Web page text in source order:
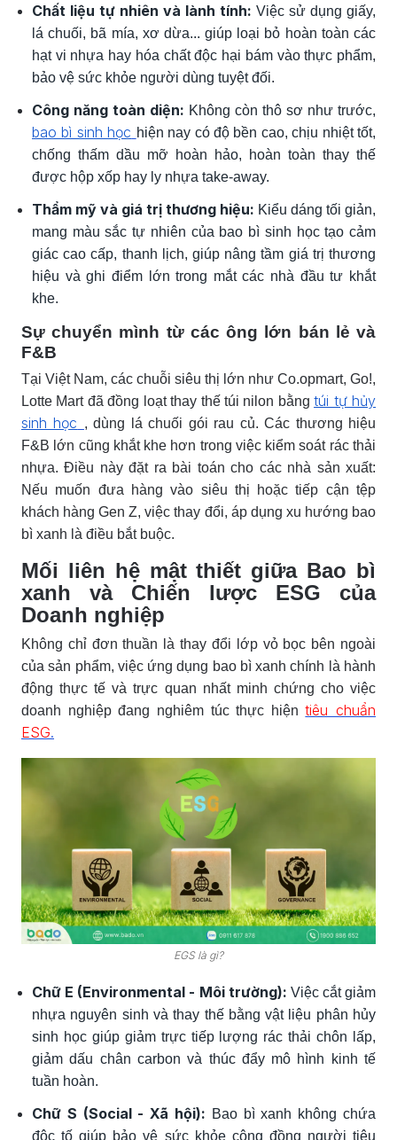
Chất liệu tự nhiên và lành tính: Việc sử dụng giấy,
lá chuối, bã mía, xơ dừa... giúp loại bỏ hoàn toàn các
hạt vi nhựa hay hóa chất độc hại bám vào thực phẩm,
bảo vệ sức khỏe người dùng tuyệt đối.
Công năng toàn diện: Không còn thô sơ như trước,
bao bì sinh học hiện nay có độ bền cao, chịu nhiệt tốt,
chống thấm dầu mỡ hoàn hảo, hoàn toàn thay thế
được hộp xốp hay ly nhựa take-away.
Thẩm mỹ và giá trị thương hiệu: Kiểu dáng tối giản,
mang màu sắc tự nhiên của bao bì sinh học tạo cảm
giác cao cấp, thanh lịch, giúp nâng tầm giá trị thương
hiệu và ghi điểm lớn trong mắt các nhà đầu tư khắt
khe.
Sự chuyển mình từ các ông lớn bán lẻ và
F&B
Tại Việt Nam, các chuỗi siêu thị lớn như Co.opmart, Go!,
Lotte Mart đã đồng loạt thay thế túi nilon bằngtúi tự hủy
sinh học , dùng lá chuối gói rau củ. Các thương hiệu
F&B lớn cũng khắt khe hơn trong việc kiểm soát rác thải
nhựa. Điều này đặt ra bài toán cho các nhà sản xuất:
Nếu muốn đưa hàng vào siêu thị hoặc tiếp cận tệp
khách hàng Gen Z, việc thay đổi, áp dụng xu hướng bao
bì xanh là điều bắt buộc.
Mối liên hệ mật thiết giữa Bao bì
xanh và Chiến lược ESG của
Doanh nghiệp
Không chỉ đơn thuần là thay đổi lớp vỏ bọc bên ngoài
của sản phẩm, việc ứng dụng bao bì xanh chính là hành
động thực tế và trực quan nhất minh chứng cho việc
doanh nghiệp đang nghiêm túc thực hiệntiêu chuẩn
ESG.
EGS là gì?
Chữ E (Environmental - Môi trường): Việc cắt giảm
nhựa nguyên sinh và thay thế bằng vật liệu phân hủy
sinh học giúp giảm trực tiếp lượng rác thải chôn lấp,
giảm dấu chân carbon và thúc đẩy mô hình kinh tế
tuần hoàn.
Chữ S (Social - Xã hội): Bao bì xanh không chứa
độc tố giúp bảo vệ sức khỏe cộng đồng người tiêu